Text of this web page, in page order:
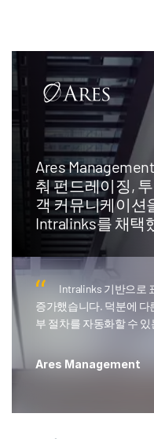
Ares
춰 펀드레이징,
객 커뮤니케이션
Intralinks를 채택
Intralinks 기반으로 표준화를 한 후 사용량이 엄청나게
증가했습니다. 덕분에 다
부 절차를 자동화할 수
Ares Management